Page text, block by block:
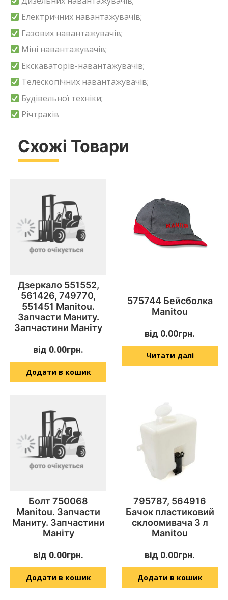
Електричних навантажувачів;
Газових навантажувачів;
Міні навантажувачів;
Екскаваторів-навантажувачів;
Телескопічних навантажувачів;
Будівельної техніки;
Річтраків
Схожі Товари
Дзеркало 551552,
561426, 749770,
551451 Manitou.
Запчасти Маниту.
Запчастини Маніту
від 0.00грн.
Додати в кошик
575744 Бейсболка
Manitou
від 0.00грн.
Читати далі
Болт 750068
Manitou. Запчасти
Маниту. Запчастини
Маніту
від 0.00грн.
Додати в кошик
795787, 564916
Бачок пластиковий
склоомивача 3 л
Manitou
від 0.00грн.
Додати в кошик